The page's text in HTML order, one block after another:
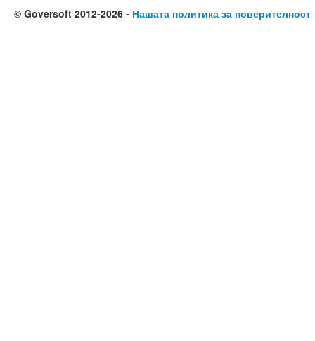
© Goversoft 2012-2026 - Нашата политика за поверителност